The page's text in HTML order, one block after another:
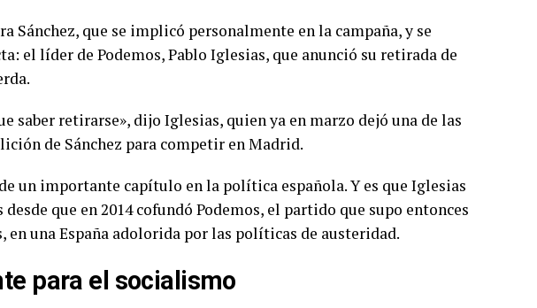
Sánchez, que se implicó personalmente en la campaña, y se
el líder de Podemos, Pablo Iglesias, que anunció su retirada de
saber retirarse», dijo Iglesias, quien ya en marzo dejó una de las
de Sánchez para competir en Madrid.
un importante capítulo en la política española. Y es que Iglesias
que en 2014 cofundó Podemos, el partido que supo entonces
una España adolorida por las políticas de austeridad.
para el socialismo